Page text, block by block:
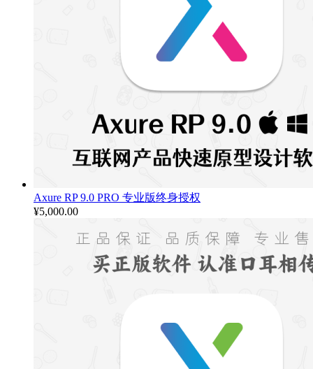
Axure RP 9.0 PRO 专业版终身授权
¥5,000.00